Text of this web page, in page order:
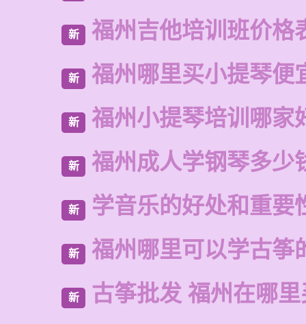
新 福州吉他培训班价格
新 福州哪里买小提琴便
新 福州小提琴培训哪家
新 福州成人学钢琴多少
新 学音乐的好处和重要
新 福州哪里可以学古筝
新 古筝批发 福州在哪